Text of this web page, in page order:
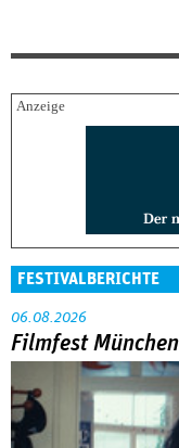
FESTIVALBERICHTE
06.08.2026
Filmfest